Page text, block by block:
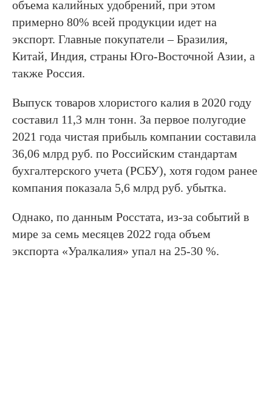
объема калийных удобрений, при этом
примерно 80% всей продукции идет на
экспорт. Главные покупатели – Бразилия,
Китай, Индия, страны Юго-Восточной Азии, а
также Россия.
Выпуск товаров хлористого калия в 2020 году
составил 11,3 млн тонн. За первое полугодие
2021 года чистая прибыль компании составила
36,06 млрд руб. по Российским стандартам
бухгалтерского учета (РСБУ), хотя годом ранее
компания показала 5,6 млрд руб. убытка.
Однако, по данным Росстата, из-за событий в
мире за семь месяцев 2022 года объем
экспорта «Уралкалия» упал на 25-30 %.